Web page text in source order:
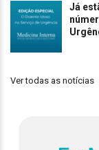
Já
Ver todas as notícias